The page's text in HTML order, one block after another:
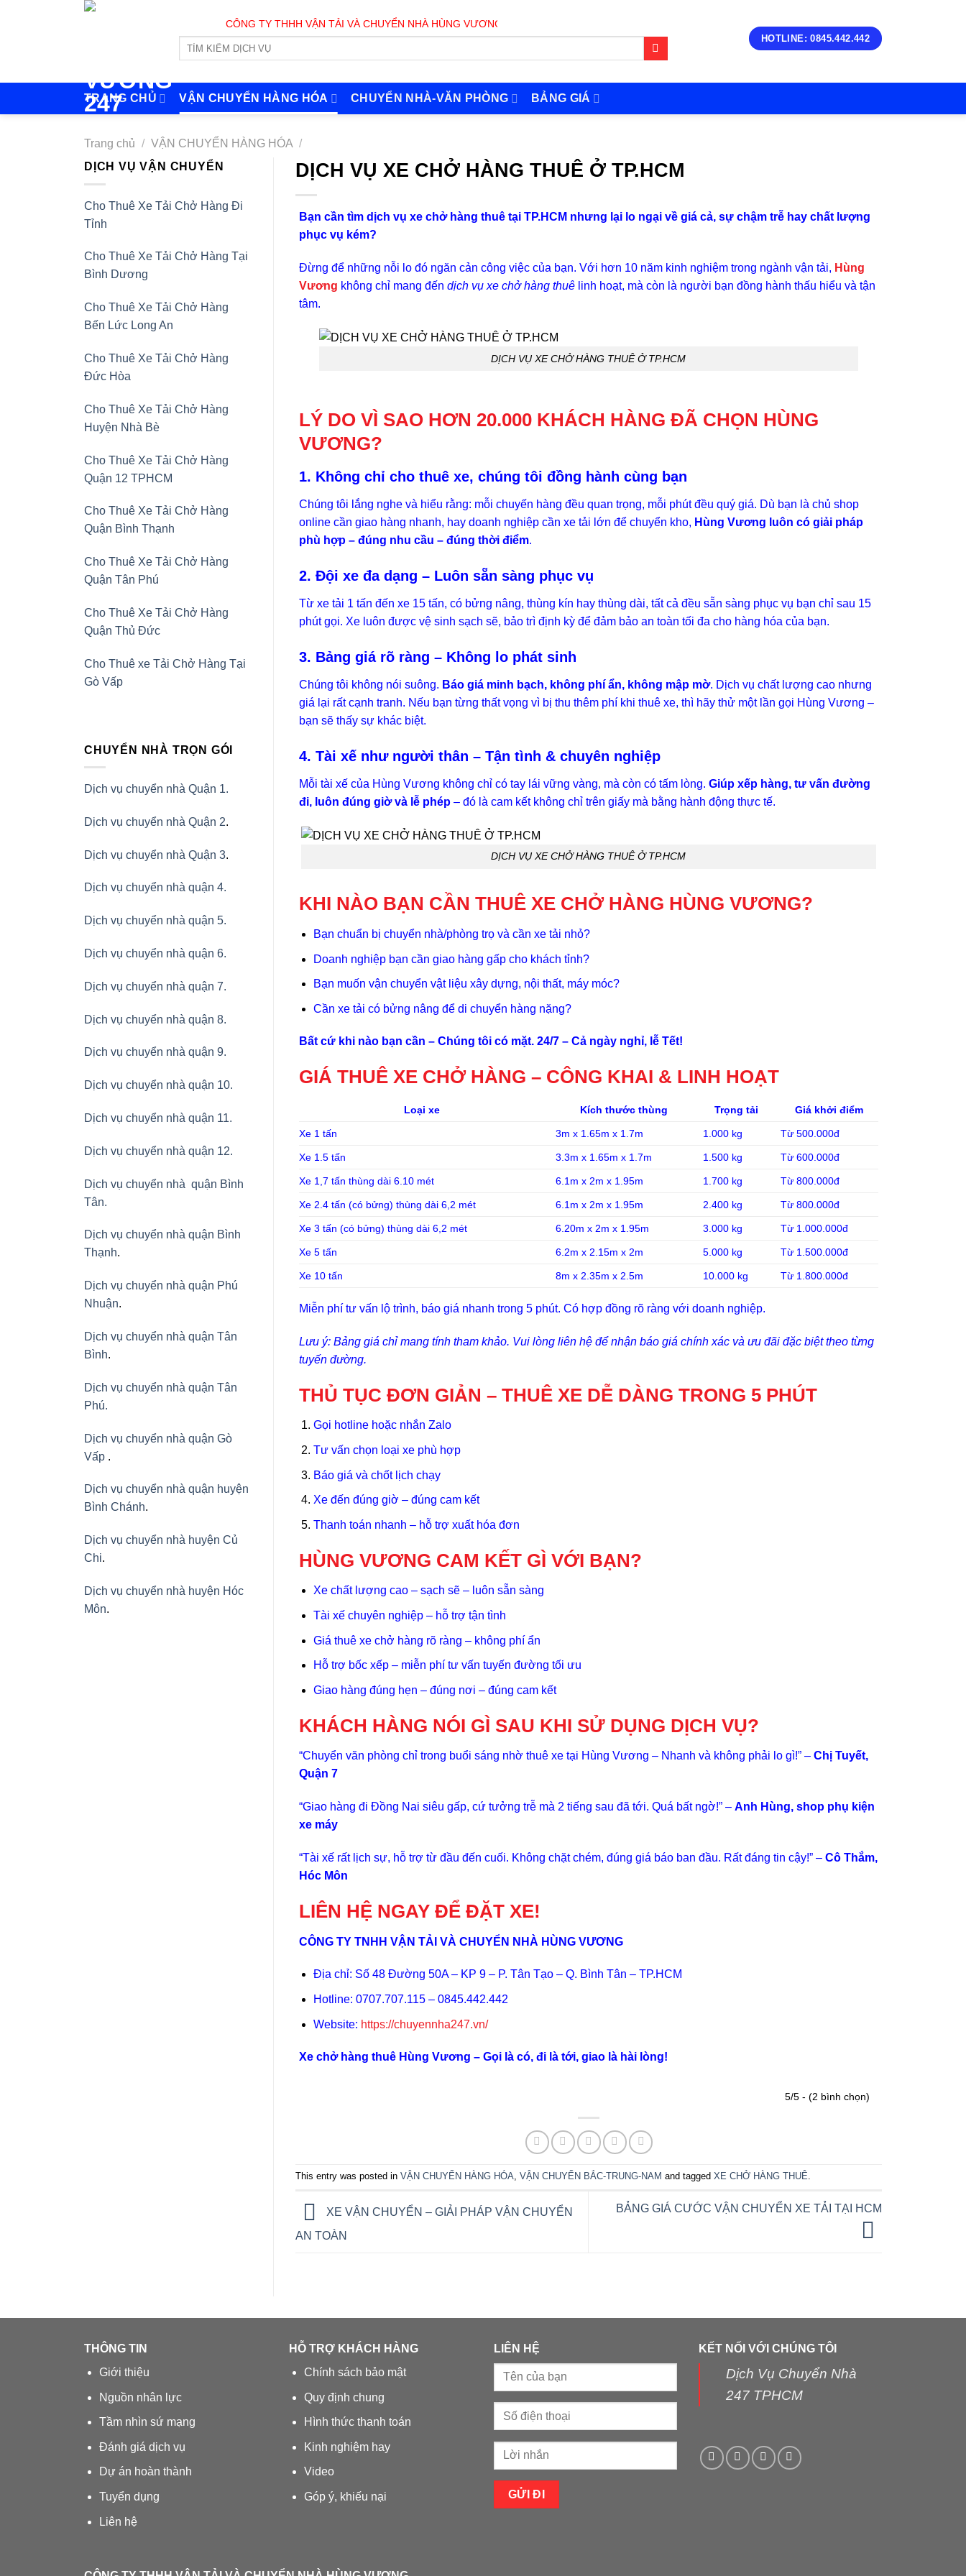
CÔNG TY THHH VẬN TẢI VÀ CHUYỂN NHÀ HÙNG VƯƠNG PHỤC VỤ 24/7
HOTLINE: 0845.442.442
TRANG CHỦ VẬN CHUYỂN HÀNG HÓA CHUYỂN NHÀ-VĂN PHÒNG BẢNG GIÁ
Trang chủ / VẬN CHUYỂN HÀNG HÓA /
DỊCH VỤ VẬN CHUYỂN
Cho Thuê Xe Tải Chở Hàng Đi
Tỉnh
Cho Thuê Xe Tải Chở Hàng Tại
Bình Dương
Cho Thuê Xe Tải Chở Hàng
Bến Lức Long An
Cho Thuê Xe Tải Chở Hàng
Đức Hòa
Cho Thuê Xe Tải Chở Hàng
Huyện Nhà Bè
Cho Thuê Xe Tải Chở Hàng
Quận 12 TPHCM
Cho Thuê Xe Tải Chở Hàng
Quận Bình Thạnh
Cho Thuê Xe Tải Chở Hàng
Quận Tân Phú
Cho Thuê Xe Tải Chở Hàng
Quận Thủ Đức
Cho Thuê xe Tải Chở Hàng Tại
Gò Vấp
CHUYỂN NHÀ TRỌN GÓI
Dịch vụ chuyển nhà Quận 1.
Dịch vụ chuyển nhà Quận 2.
Dịch vụ chuyển nhà Quận 3.
Dịch vụ chuyển nhà quận 4.
Dịch vụ chuyển nhà quận 5.
Dịch vụ chuyển nhà quận 6.
Dịch vụ chuyển nhà quận 7.
Dịch vụ chuyển nhà quận 8.
Dịch vụ chuyển nhà quận 9.
Dịch vụ chuyển nhà quận 10.
Dịch vụ chuyển nhà quận 11.
Dịch vụ chuyển nhà quận 12.
Dịch vụ chuyển nhà quận Bình
Tân.
Dịch vụ chuyển nhà quận Bình
Thạnh.
Dịch vụ chuyển nhà quận Phú
Nhuận.
Dịch vụ chuyển nhà quận Tân
Bình.
Dịch vụ chuyển nhà quận Tân
Phú.
Dịch vụ chuyển nhà quận Gò
Vấp .
Dịch vụ chuyển nhà quận huyện
Bình Chánh.
Dịch vụ chuyển nhà huyện Củ
Chi.
Dịch vụ chuyển nhà huyện Hóc
Môn.
DỊCH VỤ XE CHỞ HÀNG THUÊ Ở TP.HCM
Bạn cần tìm dịch vụ xe chở hàng thuê tại TP.HCM nhưng lại lo ngại về giá cả, sự chậm trễ hay chất lượng
phục vụ kém?
Đừng để những nỗi lo đó ngăn cản công việc của bạn. Với hơn 10 năm kinh nghiệm trong ngành vận tải, Hùng
Vương không chỉ mang đến dịch vụ xe chở hàng thuêlinh hoạt, mà còn là người bạn đồng hành thấu hiểu và tận
tâm.
DỊCH VỤ XE CHỞ HÀNG THUÊ Ở TP.HCM
LÝ DO VÌ SAO HƠN 20.000 KHÁCH HÀNG ĐÃ CHỌN HÙNG
VƯƠNG?
1. Không chỉ cho thuê xe, chúng tôi đồng hành cùng bạn
Chúng tôi lắng nghe và hiểu rằng: mỗi chuyến hàng đều quan trọng, mỗi phút đều quý giá. Dù bạn là chủ shop
online cần giao hàng nhanh, hay doanh nghiệp cần xe tải lớn để chuyển kho, Hùng Vương luôn có giải pháp
phù hợp – đúng nhu cầu – đúng thời điểm.
2. Đội xe đa dạng – Luôn sẵn sàng phục vụ
Từ xe tải 1 tấn đến xe 15 tấn, có bửng nâng, thùng kín hay thùng dài, tất cả đều sẵn sàng phục vụ bạn chỉ sau 15
phút gọi. Xe luôn được vệ sinh sạch sẽ, bảo trì định kỳ để đảm bảo an toàn tối đa cho hàng hóa của bạn.
3. Bảng giá rõ ràng – Không lo phát sinh
Chúng tôi không nói suông. Báo giá minh bạch, không phí ẩn, không mập mờ. Dịch vụ chất lượng cao nhưng
giá lại rất cạnh tranh. Nếu bạn từng thất vọng vì bị thu thêm phí khi thuê xe, thì hãy thử một lần gọi Hùng Vương –
bạn sẽ thấy sự khác biệt.
4. Tài xế như người thân – Tận tình & chuyên nghiệp
Mỗi tài xế của Hùng Vương không chỉ có tay lái vững vàng, mà còn có tấm lòng. Giúp xếp hàng, tư vấn đường
đi, luôn đúng giờ và lễ phép– đó là cam kết không chỉ trên giấy mà bằng hành động thực tế.
DỊCH VỤ XE CHỞ HÀNG THUÊ Ở TP.HCM
KHI NÀO BẠN CẦN THUÊ XE CHỞ HÀNG HÙNG VƯƠNG?
Bạn chuẩn bị chuyển nhà/phòng trọ và cần xe tải nhỏ?
Doanh nghiệp bạn cần giao hàng gấp cho khách tỉnh?
Bạn muốn vận chuyển vật liệu xây dựng, nội thất, máy móc?
Cần xe tải có bửng nâng để di chuyển hàng nặng?
Bất cứ khi nào bạn cần – Chúng tôi có mặt. 24/7 – Cả ngày nghỉ, lễ Tết!
GIÁ THUÊ XE CHỞ HÀNG – CÔNG KHAI & LINH HOẠT
Loại xe Kích thước thùng Trọng tải Giá khởi điểm
Xe 1 tấn 3m x 1.65m x 1.7m 1.000 kg Từ 500.000đ
Xe 1.5 tấn 3.3m x 1.65m x 1.7m 1.500 kg Từ 600.000đ
Xe 1,7 tấn thùng dài 6.10 mét 6.1m x 2m x 1.95m 1.700 kg Từ 800.000đ
Xe 2.4 tấn (có bửng) thùng dài 6,2 mét 6.1m x 2m x 1.95m 2.400 kg Từ 800.000đ
Xe 3 tấn (có bửng) thùng dài 6,2 mét 6.20m x 2m x 1.95m 3.000 kg Từ 1.000.000đ
Xe 5 tấn 6.2m x 2.15m x 2m 5.000 kg Từ 1.500.000đ
Xe 10 tấn 8m x 2.35m x 2.5m 10.000 kg Từ 1.800.000đ
Miễn phí tư vấn lộ trình, báo giá nhanh trong 5 phút. Có hợp đồng rõ ràng với doanh nghiệp.
Lưu ý: Bảng giá chỉ mang tính tham khảo. Vui lòng liên hệ để nhận báo giá chính xác và ưu đãi đặc biệt theo từng
tuyến đường.
THỦ TỤC ĐƠN GIẢN – THUÊ XE DỄ DÀNG TRONG 5 PHÚT
Gọi hotline hoặc nhắn Zalo
Tư vấn chọn loại xe phù hợp
Báo giá và chốt lịch chạy
Xe đến đúng giờ – đúng cam kết
Thanh toán nhanh – hỗ trợ xuất hóa đơn
HÙNG VƯƠNG CAM KẾT GÌ VỚI BẠN?
Xe chất lượng cao – sạch sẽ – luôn sẵn sàng
Tài xế chuyên nghiệp – hỗ trợ tận tình
Giá thuê xe chở hàng rõ ràng – không phí ẩn
Hỗ trợ bốc xếp – miễn phí tư vấn tuyến đường tối ưu
Giao hàng đúng hẹn – đúng nơi – đúng cam kết
KHÁCH HÀNG NÓI GÌ SAU KHI SỬ DỤNG DỊCH VỤ?
“Chuyển văn phòng chỉ trong buổi sáng nhờ thuê xe tại Hùng Vương – Nhanh và không phải lo gì!” – Chị Tuyết,
Quận 7
“Giao hàng đi Đồng Nai siêu gấp, cứ tưởng trễ mà 2 tiếng sau đã tới. Quá bất ngờ!” – Anh Hùng, shop phụ kiện
xe máy
“Tài xế rất lịch sự, hỗ trợ từ đầu đến cuối. Không chặt chém, đúng giá báo ban đầu. Rất đáng tin cậy!” – Cô Thắm,
Hóc Môn
LIÊN HỆ NGAY ĐỂ ĐẶT XE!
CÔNG TY TNHH VẬN TẢI VÀ CHUYỂN NHÀ HÙNG VƯƠNG
Địa chỉ: Số 48 Đường 50A – KP 9 – P. Tân Tạo – Q. Bình Tân – TP.HCM
Hotline: 0707.707.115 – 0845.442.442
Website: https://chuyennha247.vn/
Xe chở hàng thuê Hùng Vương – Gọi là có, đi là tới, giao là hài lòng!
5/5 - (2 bình chọn)
This entry was posted in VẬN CHUYỂN HÀNG HÓA VẬN CHUYỂN BẮC-TRUNG-NAM and tagged XE CHỞ HÀNG THUÊ
XE VẬN CHUYỂN – GIẢI PHÁP VẬN CHUYỂN
AN TOÀN
BẢNG GIÁ CƯỚC VẬN CHUYỂN XE TẢI TẠI HCM
THÔNG TIN
Giới thiệu
Nguồn nhân lực
Tầm nhìn sứ mạng
Đánh giá dịch vụ
Dự án hoàn thành
Tuyển dụng
Liên hệ
HỖ TRỢ KHÁCH HÀNG
Chính sách bảo mật
Quy định chung
Hình thức thanh toán
Kinh nghiệm hay
Video
Góp ý, khiếu nại
LIÊN HỆ KẾT NỐI VỚI CHÚNG TÔI
Dịch Vụ Chuyển Nhà
247 TPHCM